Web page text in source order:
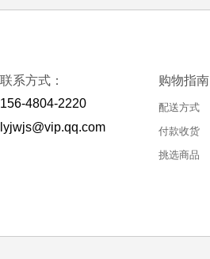
联系方式：
156-4804-2220
lyjwjs@vip.qq.com
购物指南
配送方式
付款收货
挑选商品